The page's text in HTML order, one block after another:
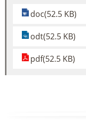
doc(52.5 KB)
odt(52.5 KB)
pdf(52.5 KB)